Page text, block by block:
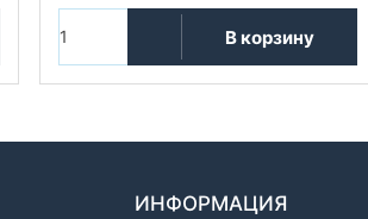
В корзину
ИНФОРМАЦИЯ